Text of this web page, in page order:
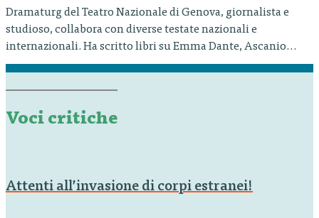
Dramaturg del Teatro Nazionale di Genova, giornalista e
studioso, collabora con diverse testate nazionali e
internazionali. Ha scritto libri su Emma Dante, Ascanio
Celestini, Virgilio Sieni, Ricci/Forte, Arturo Cirillo, Pierpaolo
Il critico a teatro,…
Voci critiche
Attenti all’invasione di corpi estranei!